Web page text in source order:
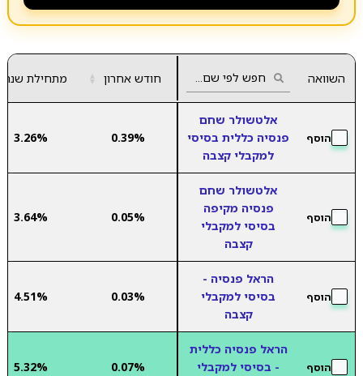
השוואה חודש אחרון ▲
▼ מתחילת שנה
הוסף
אלטשולר שחם
פנסיה כללית בסיסי
למקבלי קצבה
0.39%
3.26%
הוסף
אלטשולר שחם
פנסיה מקיפה
בסיסי למקבלי
קצבה
0.05%
3.64%
הוסף
הראל פנסיה -
בסיסי למקבלי
קצבה
0.03%
4.51%
הוסף
הראל פנסיה כללית
- בסיסי למקבלי
0.07%
5.32%